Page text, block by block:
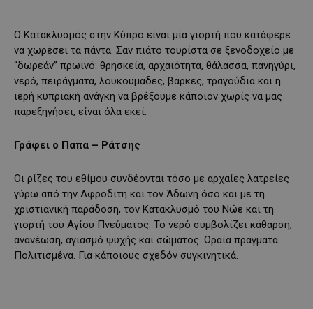
Ο Κατακλυσμός στην Κύπρο είναι μία γιορτή που κατάφερε
να χωρέσει τα πάντα. Σαν πιάτο τουρίστα σε ξενοδοχείο με
“δωρεάν” πρωινό: θρησκεία, αρχαιότητα, θάλασσα, πανηγύρι,
νερό, πειράγματα, λουκουμάδες, βάρκες, τραγούδια και η
ιερή κυπριακή ανάγκη να βρέξουμε κάποιον χωρίς να μας
παρεξηγήσει, είναι όλα εκεί.
Γράφει ο Παπα – Ράτσης
Οι ρίζες του εθίμου συνδέονται τόσο με αρχαίες λατρείες
γύρω από την Αφροδίτη και τον Άδωνη όσο και με τη
χριστιανική παράδοση, τον Κατακλυσμό του Νώε και τη
γιορτή του Αγίου Πνεύματος. Το νερό συμβολίζει κάθαρση,
ανανέωση, αγιασμό ψυχής και σώματος. Ωραία πράγματα.
Πολιτισμένα. Για κάποιους σχεδόν συγκινητικά.